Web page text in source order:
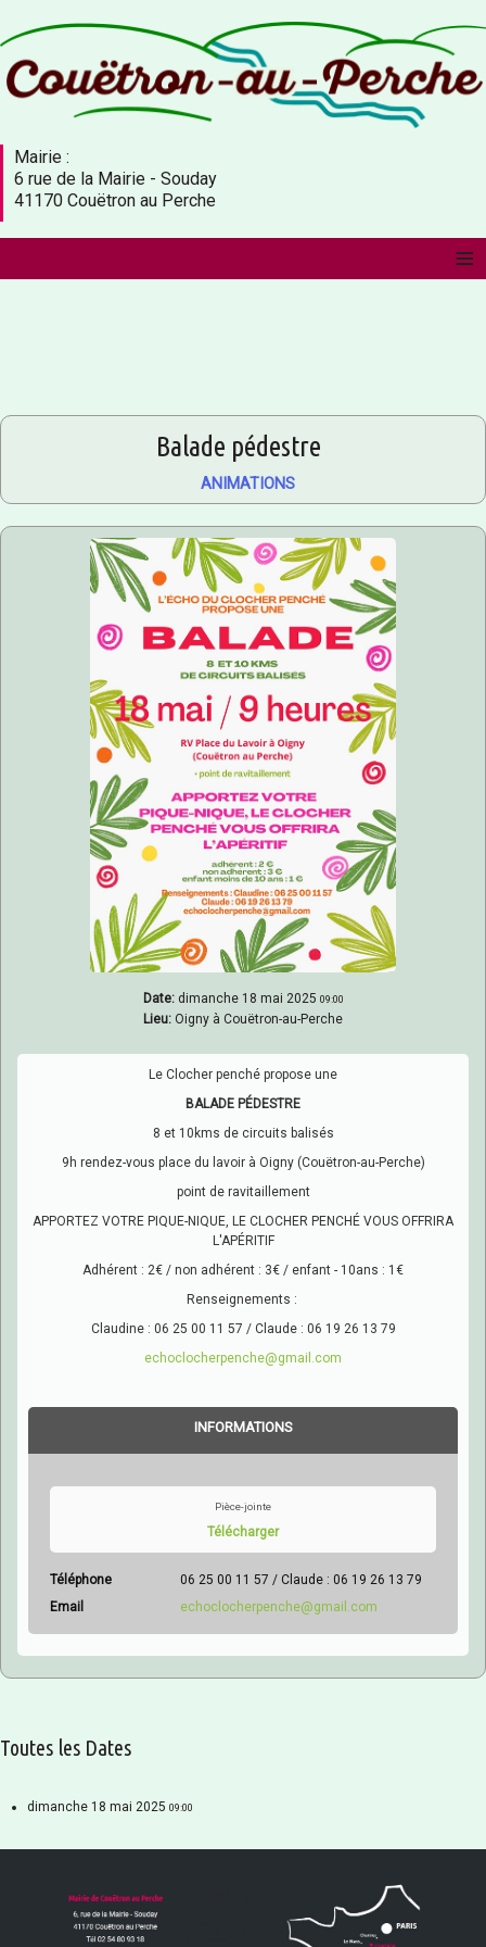
Mairie :
6 rue de la Mairie - Souday
41170 Couëtron au Perche
≡
Balade pédestre
ANIMATIONS
Date: dimanche 18 mai 2025 09:00
Lieu: Oigny à Couëtron-au-Perche
Le Clocher penché propose une
BALADE PÉDESTRE
8 et 10kms de circuits balisés
9h rendez-vous place du lavoir à Oigny (Couëtron-au-Perche)
point de ravitaillement
APPORTEZ VOTRE PIQUE-NIQUE, LE CLOCHER PENCHÉ VOUS OFFRIRA
L'APÉRITIF
Adhérent : 2€ / non adhérent : 3€ / enfant - 10ans : 1€
Renseignements :
Claudine : 06 25 00 11 57 / Claude : 06 19 26 13 79
echoclocherpenche@gmail.com
INFORMATIONS
Pièce-jointe
Télécharger
Téléphone
06 25 00 11 57 / Claude : 06 19 26 13 79
Email
echoclocherpenche@gmail.com
Toutes les Dates
dimanche 18 mai 2025 09:00